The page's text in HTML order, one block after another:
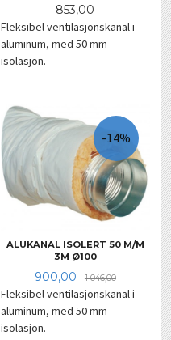
Pris
853,00
Fleksibel ventilasjonskanal i
aluminum, med 50 mm
isolasjon.
ALUKANAL ISOLERT 50 M/M
3M Ø100
Tilbud
900,00 1 046,00Rabatt
-14%
Fleksibel ventilasjonskanal i
aluminum, med 50 mm
isolasjon.